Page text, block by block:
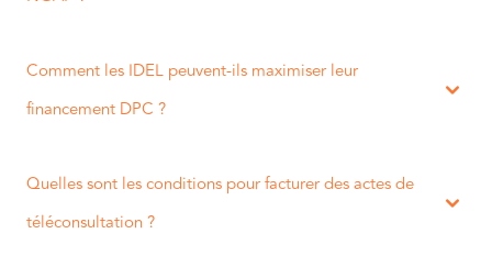
Comment les IDEL peuvent-ils maximiser leur
financement DPC ?
Quelles sont les conditions pour facturer des actes de
téléconsultation ?